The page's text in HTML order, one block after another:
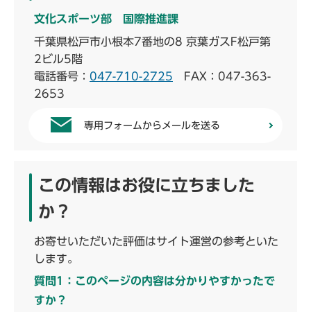
文化スポーツ部 国際推進課
千葉県松戸市小根本7番地の8 京葉ガスF松戸第
2ビル5階
電話番号： 047-710-2725 FAX：047-363-
2653
専用フォームからメールを送る
この情報はお役に立ちました
か？
お寄せいただいた評価はサイト運営の参考といた
します。
質問1：このページの内容は分かりやすかったで
すか？